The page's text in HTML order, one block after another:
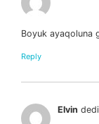
Boyuk ayaqoluna
Reply
Elvin